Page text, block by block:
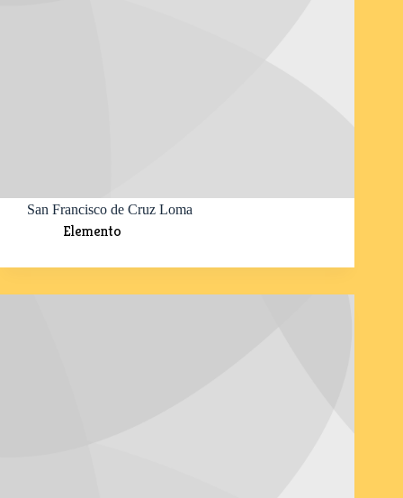
San Francisco de Cruz Loma
Elemento